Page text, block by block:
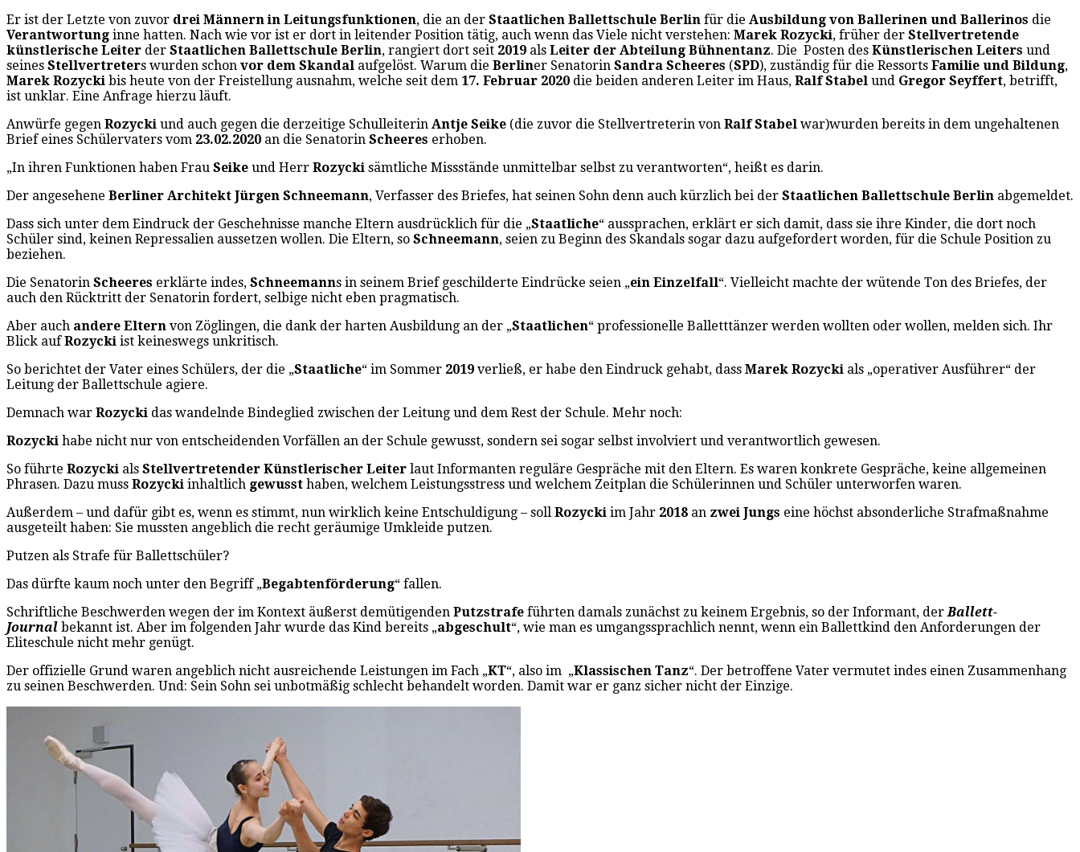
Er ist der Letzte von zuvor drei Männern in Leitungsfunktionen, die an der Staatlichen Ballettschule Berlin für die Ausbildung von Ballerinen und Ballerinos die
Verantwortung inne hatten. Nach wie vor ist er dort in leitender Position tätig, auch wenn das Viele nicht verstehen: Marek Rozycki, früher der Stellvertretende
künstlerische Leiter der Staatlichen Ballettschule Berlin, rangiert dort seit 2019 als Leiter der Abteilung Bühnentanz. Die Posten des Künstlerischen Leiters und
seines Stellvertreters wurden schon vor dem Skandal aufgelöst. Warum die Berliner Senatorin Sandra Scheeres (SPD), zuständig für die Ressorts Familie und Bildung,
Marek Rozycki bis heute von der Freistellung ausnahm, welche seit dem 17. Februar 2020 die beiden anderen Leiter im Haus, Ralf Stabel und Gregor Seyffert, betrifft,
ist unklar. Eine Anfrage hierzu läuft.
Anwürfe gegen Rozycki und auch gegen die derzeitige Schulleiterin Antje Seike (die zuvor die Stellvertreterin von Ralf Stabel war)wurden bereits in dem ungehaltenen
Brief eines Schülervaters vom 23.02.2020 an die Senatorin Scheeres erhoben.
„In ihren Funktionen haben Frau Seike und Herr Rozycki sämtliche Missstände unmittelbar selbst zu verantworten“, heißt es darin.
Der angesehene Berliner Architekt Jürgen Schneemann, Verfasser des Briefes, hat seinen Sohn denn auch kürzlich bei der Staatlichen Ballettschule Berlin abgemeldet.
Dass sich unter dem Eindruck der Geschehnisse manche Eltern ausdrücklich für die „Staatliche“ aussprachen, erklärt er sich damit, dass sie ihre Kinder, die dort noch
Schüler sind, keinen Repressalien aussetzen wollen. Die Eltern, so Schneemann, seien zu Beginn des Skandals sogar dazu aufgefordert worden, für die Schule Position zu
beziehen.
Die Senatorin Scheeres erklärte indes, Schneemanns in seinem Brief geschilderte Eindrücke seien „ein Einzelfall“. Vielleicht machte der wütende Ton des Briefes, der
auch den Rücktritt der Senatorin fordert, selbige nicht eben pragmatisch.
Aber auch andere Eltern von Zöglingen, die dank der harten Ausbildung an der „Staatlichen“ professionelle Balletttänzer werden wollten oder wollen, melden sich. Ihr
Blick aufRozycki ist keineswegs unkritisch.
So berichtet der Vater eines Schülers, der die „Staatliche“ im Sommer 2019 verließ, er habe den Eindruck gehabt, dass Marek Rozycki als „operativer Ausführer“ der
Leitung der Ballettschule agiere.
Demnach war Rozycki das wandelnde Bindeglied zwischen der Leitung und dem Rest der Schule. Mehr noch:
Rozycki habe nicht nur von entscheidenden Vorfällen an der Schule gewusst, sondern sei sogar selbst involviert und verantwortlich gewesen.
So führte Rozycki als Stellvertretender Künstlerischer Leiter laut Informanten reguläre Gespräche mit den Eltern. Es waren konkrete Gespräche, keine allgemeinen
Phrasen. Dazu muss Rozycki inhaltlich gewusst haben, welchem Leistungsstress und welchem Zeitplan die Schülerinnen und Schüler unterworfen waren.
Außerdem – und dafür gibt es, wenn es stimmt, nun wirklich keine Entschuldigung – soll Rozycki im Jahr 2018 an zwei Jungs eine höchst absonderliche Strafmaßnahme
ausgeteilt haben: Sie mussten angeblich die recht geräumige Umkleide putzen.
Putzen als Strafe für Ballettschüler?
Das dürfte kaum noch unter den Begriff „Begabtenförderung“ fallen.
Schriftliche Beschwerden wegen der im Kontext äußerst demütigenden Putzstrafe führten damals zunächst zu keinem Ergebnis, so der Informant, derBallett-
Journal bekannt ist. Aber im folgenden Jahr wurde das Kind bereits „abgeschult“, wie man es umgangssprachlich nennt, wenn ein Ballettkind den Anforderungen der
Eliteschule nicht mehr genügt.
Der offizielle Grund waren angeblich nicht ausreichende Leistungen im Fach „KT“, also im „Klassischen Tanz“. Der betroffene Vater vermutet indes einen Zusammenhang
zu seinen Beschwerden. Und: Sein Sohn sei unbotmäßig schlecht behandelt worden. Damit war er ganz sicher nicht der Einzige.